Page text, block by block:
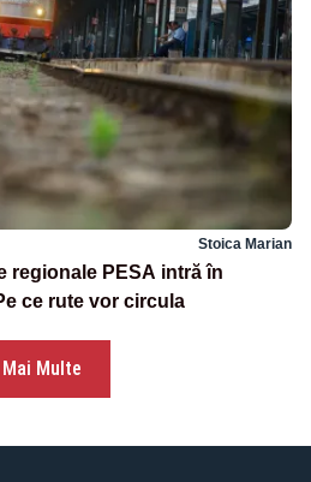
Stoica Marian
regionale PESA intră în
ce rute vor circula
Mai Multe